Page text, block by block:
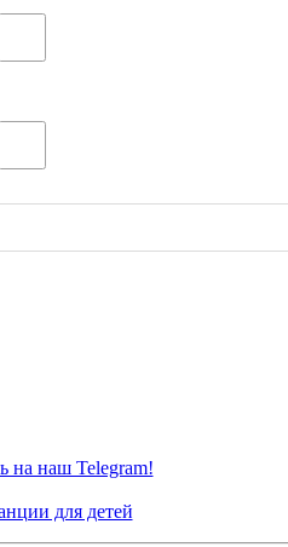
на наш Telegram!
для детей